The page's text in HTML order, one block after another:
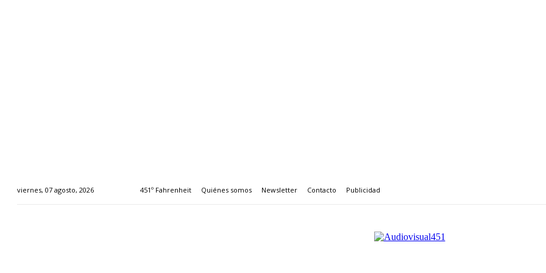
viernes, 07 agosto, 2026 451º Fahrenheit Quiénes somos Newsletter Contacto Publicidad